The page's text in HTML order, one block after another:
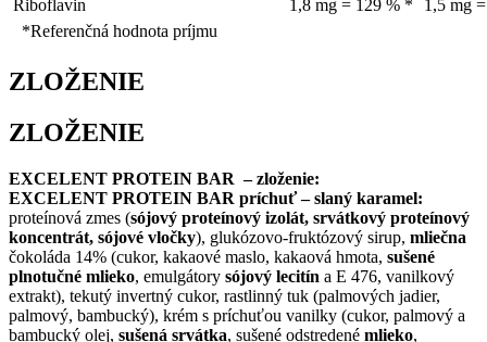
Riboflavin 1,8 mg = 129 % *
1,5 mg
*Referenčná hodnota príjmu
ZLOŽENIE
ZLOŽENIE
EXCELENT PROTEIN BAR – zloženie:
EXCELENT PROTEIN BAR príchuť – slaný karamel:
proteínová zmes (sójový proteínový izolát, srvátkový proteínový
koncentrát, sójové vločky), glukózovo-fruktózový sirup, mliečna
čokoláda 14% (cukor, kakaové maslo, kakaová hmota, sušené
plnotučné mlieko, emulgátory sójový lecitín a E 476, vanilkový
extrakt), tekutý invertný cukor, rastlinný tuk (palmových jadier,
palmový, bambucký), krém s príchuťou vanilky (cukor, palmový a
bambucký olej, sušená srvátka, sušené odstredené mlieko,